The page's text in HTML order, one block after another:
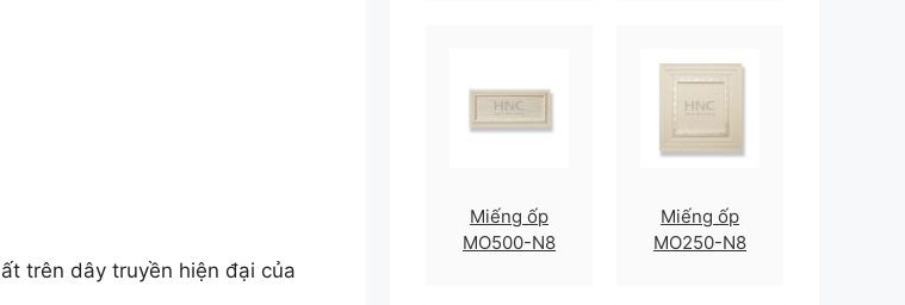
trên dây truyền hiện đại của
Miếng ốp
MO500-N8
Miếng ốp
MO250-N8